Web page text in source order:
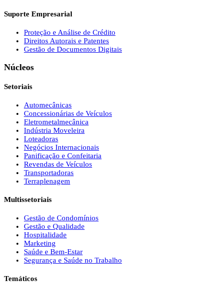
Suporte Empresarial
Proteção e Análise de Crédito
Direitos Autorais e Patentes
Gestão de Documentos Digitais
Núcleos
Setoriais
Automecânicas
Concessionárias de Veículos
Eletrometalmecânica
Indústria Moveleira
Loteadoras
Negócios Internacionais
Panificação e Confeitaria
Revendas de Veículos
Transportadoras
Terraplenagem
Multissetoriais
Gestão de Condomínios
Gestão e Qualidade
Hospitalidade
Marketing
Saúde e Bem-Estar
Segurança e Saúde no Trabalho
Temáticos